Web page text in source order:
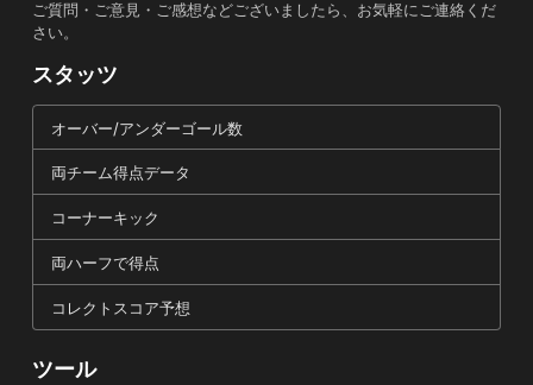
ご質問・ご意見・ご感想などございましたら、お気軽にご連絡くだ
さい。
スタッツ
オーバー/アンダーゴール数
両チーム得点データ
コーナーキック
両ハーフで得点
コレクトスコア予想
ツール